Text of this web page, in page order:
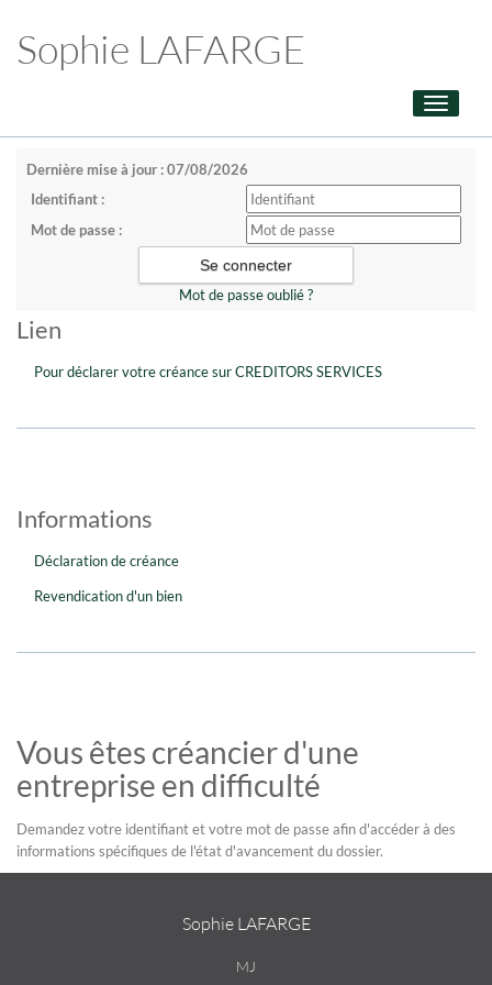
Sophie LAFARGE
Toggle
Dernière mise à jour : 07/08/2026
Identifiant :
Mot de passe :
Mot de passe oublié ?
Lien
Pour déclarer votre créance sur CREDITORS SERVICES
Informations
Déclaration de créance
Revendication d'un bien
Vous êtes créancier d'une
entreprise en difficulté
Demandez votre identifiant et votre mot de passe afin d'accéder à des
informations spécifiques de l'état d'avancement du dossier.
Sophie LAFARGE
MJ